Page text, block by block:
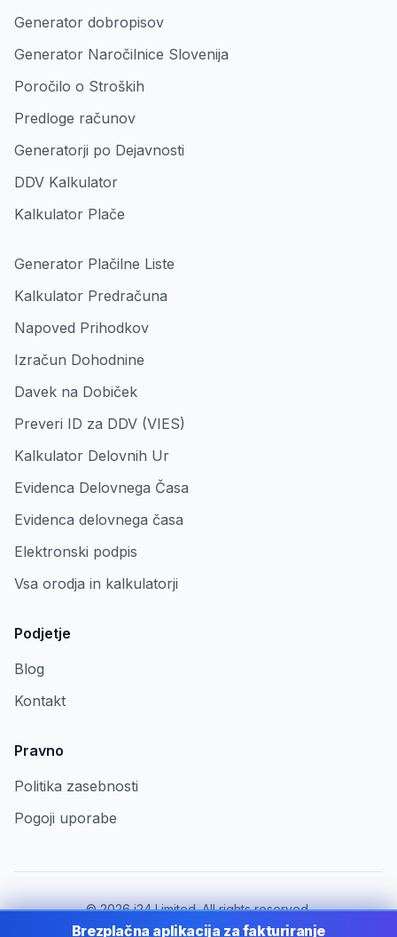
Generator dobropisov
Generator Naročilnice Slovenija
Poročilo o Stroških
Predloge računov
Generatorji po Dejavnosti
DDV Kalkulator
Kalkulator Plače
Generator Plačilne Liste
Kalkulator Predračuna
Napoved Prihodkov
Izračun Dohodnine
Davek na Dobiček
Preveri ID za DDV (VIES)
Kalkulator Delovnih Ur
Evidenca Delovnega Časa
Evidenca delovnega časa
Elektronski podpis
Vsa orodja in kalkulatorji
Podjetje
Blog
Kontakt
Pravno
Politika zasebnosti
Pogoji uporabe
©2026i24 Limited. All rights reserved.
Za podjetja v Slovenia
Brezplačna aplikacija za fakturiranje